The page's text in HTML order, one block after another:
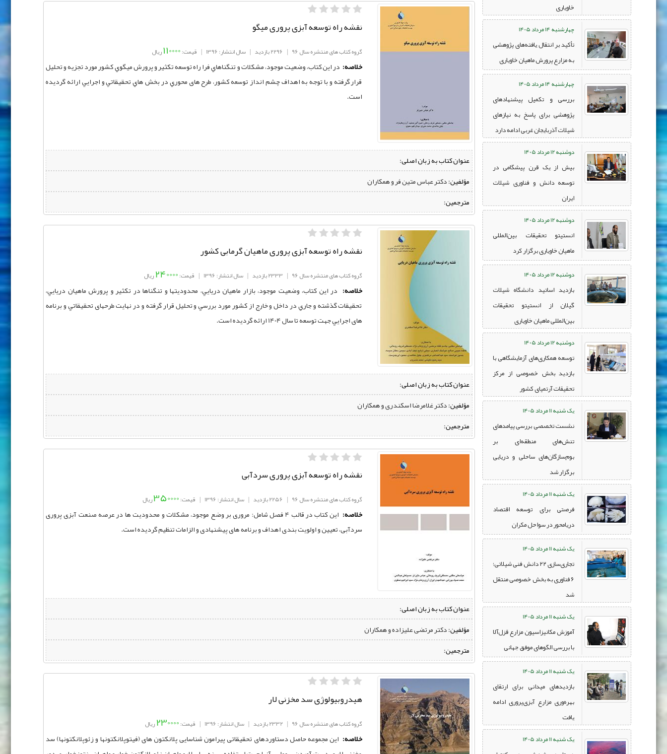
خاویاری
چهارشنبه 14 مرداد 1405
تأکید بر انتقال یافته‌های پژوهشی
به مزارع پرورش ماهیان خاویاری
چهارشنبه 14 مرداد 1405
بررسی و تکمیل پیشنهادهای
پژوهشی برای پاسخ به نیازهای
شیلات آذربایجان غربی ادامه دارد
دوشنبه 12 مرداد 1405
بیش از یک قرن پیشگامی در
توسعه دانش و فناوری شیلات
ایران
دوشنبه 12 مرداد 1405
انستیتو تحقیقات بین‌المللی
ماهیان خاویاری برگزار کرد
دوشنبه 12 مرداد 1405
بازدید اساتید دانشگاه شیلات
گیلان از انستیتو تحقیقات
بین‌المللی ماهیان خاویاری
دوشنبه 12 مرداد 1405
توسعه همکاری‌های آزمایشگاهی با
بازدید بخش خصوصی از مرکز
تحقیقات آرتمیای کشور
یک شنبه 11 مرداد 1405
نشست تخصصی بررسی پیامدهای
تنش‌های منطقه‌ای بر
بوم‌سازگان‌های ساحلی و دریایی
برگزار شد
یک شنبه 11 مرداد 1405
فرصتی برای توسعه اقتصاد
دریامحور در سواحل مکران
یک شنبه 11 مرداد 1405
تجاری‌سازی ۲۲ دانش فنی شیلاتی؛
۶ فناوری به بخش خصوصی منتقل
شد
یک شنبه 11 مرداد 1405
آموزش مکانیزاسیون مزارع قزل‌آلا
با بررسی الگوهای موفق جهانی
یک شنبه 11 مرداد 1405
بازدیدهای میدانی برای ارتقای
بهره‌وری مزارع آبزی‌پروری ادامه
یافت
یک شنبه 11 مرداد 1405
نقشه راه توسعه آبزی پروری میگو
گروه کتاب های منتشره سال 96 | 2296 بازدید | سال انتشار: 1396 | قیمت:110000ریال
خلاصه: در اين کتاب، وضعيت موجود، مشكلات و تنگناهاي فرا راه توسعه تكثير و پرورش ميگوي كشور مورد تجزيه و تحليل
قرار گرفته و با توجه به اهداف چشم ‌انداز توسعه كشور، طرح های محوري در بخش‌ هاي تحقيقاتي و اجرايي ارائه گرديده
است.
عنوان کتاب به زبان اصلی:
مؤلفین:‌ دکتر عباس متین فر و همکاران
مترجمین:
نقشه راه توسعه آبزی پروری ماهیان گرمابی کشور
گروه کتاب های منتشره سال 96 | 2333 بازدید | سال انتشار: 1396 | قیمت:240000ریال
خلاصه: در اين کتاب، وضعيت موجود، بازار ماهيان دريايي، محدودیتها و تنگناها در تكثير و پرورش ماهيان دريايي،
تحقيقات گذشته و جاري در داخل و خارج از كشور مورد بررسي و تحليل قرار گرفته و در نهايت طرحهای تحقيقاتي و برنامه
های اجرايي جهت توسعه تا سال 1404 ارائه گرديده است.
عنوان کتاب به زبان اصلی:
مؤلفین:‌ دکتر غلامرضا اسکندری و همکاران
مترجمین:
نقشه راه توسعه آبزی پروری سردآبی
گروه کتاب های منتشره سال 96 | 2256 بازدید | سال انتشار: 1396 | قیمت:350000ریال
خلاصه:
این کتاب در قالب 4 فصل شامل: مروری بر وضع موجود، مشکلات و محدودیت ها در عرصه صنعت آبزی پروری
سردآبی، تعیین و اولویت بندی اهداف و برنامه های پیشنهادی و الزامات تنظیم گردیده است.
عنوان کتاب به زبان اصلی:
مؤلفین:‌ دکتر مرتضی علیزاده و همکاران
مترجمین:
هیدروبیولوژی سد مخزنی لار
گروه کتاب های منتشره سال 96 | 2332 بازدید | سال انتشار: 1396 | قیمت:230000ریال
خلاصه: این مجموعه حاصل دستاوردهای تحقیقاتی پیرامون شناسایی پلانکتون های (فیتوپلانکتونها و زئوپلانکتونها) سد